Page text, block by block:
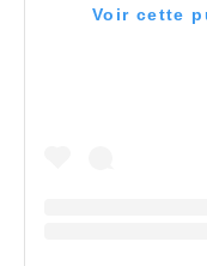
Voir cette